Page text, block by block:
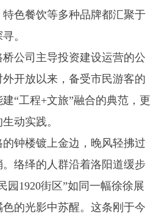
色餐饮等多种品牌都汇聚于
。
公司主导投资建设运营的公
开放以来，备受市民游客的
“工程+文旅”融合的典范，更
动实践。
钟楼镀上金边，晚风轻拂过
络绎的人群沿着洛阳道缓步
园1920街区”如同一幅徐徐展
的光影中苏醒。这条刚于今